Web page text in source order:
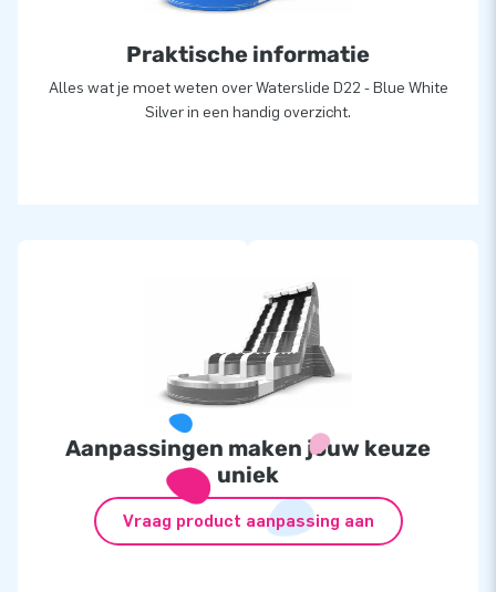
Praktische informatie
Alles wat je moet weten over Waterslide D22 - Blue White
Silver in een handig overzicht.
Aanpassingen maken jouw keuze
uniek
Vraag product aanpassing aan